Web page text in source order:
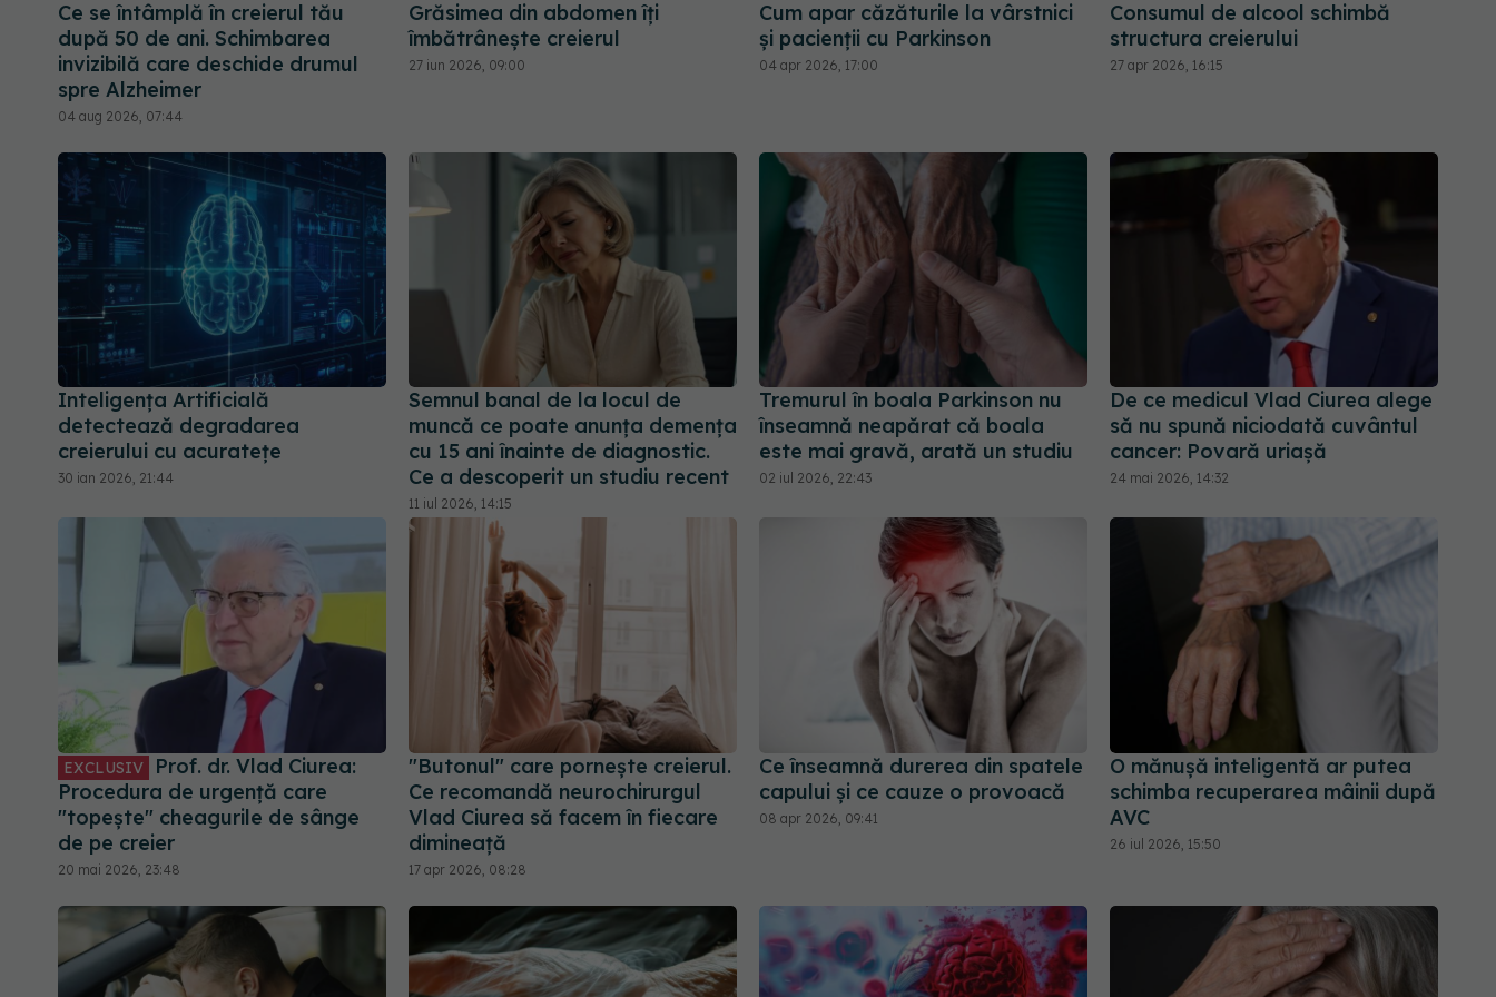
Ce se întâmplă în creierul tău
după 50 de ani. Schimbarea
invizibilă care deschide drumul
spre Alzheimer
04 aug 2026, 07:44
Grăsimea din abdomen îți
îmbătrânește creierul
27 iun 2026, 09:00
Cum apar căzăturile la vârstnici
și pacienții cu Parkinson
04 apr 2026, 17:00
Consumul de alcool schimbă
structura creierului
27 apr 2026, 16:15
Inteligența Artificială
detectează degradarea
creierului cu acuratețe
30 ian 2026, 21:44
Semnul banal de la locul de
muncă ce poate anunța demența
cu 15 ani înainte de diagnostic.
Ce a descoperit un studiu recent
11 iul 2026, 14:15
Tremurul în boala Parkinson nu
înseamnă neapărat că boala
este mai gravă, arată un studiu
02 iul 2026, 22:43
De ce medicul Vlad Ciurea alege
să nu spună niciodată cuvântul
cancer: Povară uriașă
24 mai 2026, 14:32
EXCLUSIV
Prof. dr. Vlad Ciurea:
Procedura de urgență care
"topește" cheagurile de sânge
de pe creier
20 mai 2026, 23:48
"Butonul" care pornește creierul.
Ce recomandă neurochirurgul
Vlad Ciurea să facem în fiecare
dimineață
17 apr 2026, 08:28
Ce înseamnă durerea din spatele
capului și ce cauze o provoacă
08 apr 2026, 09:41
O mănușă inteligentă ar putea
schimba recuperarea mâinii după
AVC
26 iul 2026, 15:50